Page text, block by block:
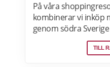
På våra
kombinerar vi inköp
genom södra
handlar i en
resenär får ta hem
TILL